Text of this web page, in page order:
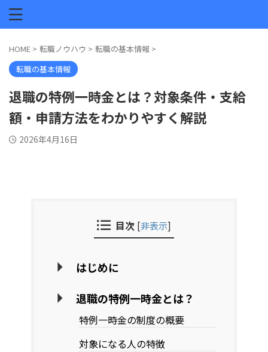
HOME > 転職ノウハウ > 転職の基本情報 >
転職の基本情報
退職の特例一時金とは？対象条件・支給
額・申請方法をわかりやすく解説
2026年4月16日
目次 [非表示]
はじめに
退職の特例一時金とは？
特例一時金の制度の概要
対象になる人の特徴